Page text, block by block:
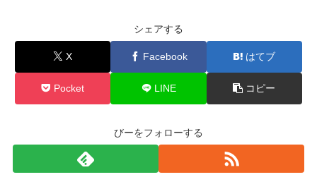
シェアする
X Facebook はてブ
Pocket LINE コピー
びーをフォローする